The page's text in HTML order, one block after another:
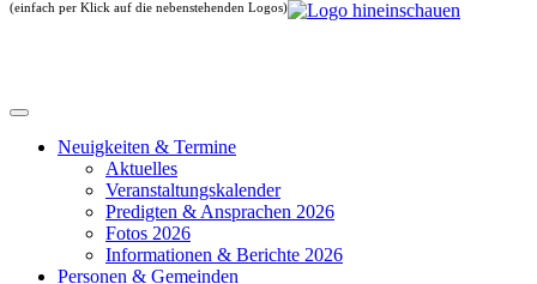
(einfach per Klick auf die nebenstehenden Logos)
Neuigkeiten & Termine
Aktuelles
Veranstaltungskalender
Predigten & Ansprachen 2026
Fotos 2026
Informationen & Berichte 2026
Personen & Gemeinden